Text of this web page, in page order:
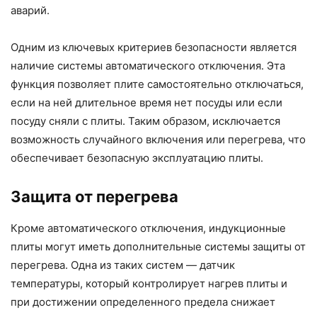
аварий.
Одним из ключевых критериев безопасности является
наличие системы автоматического отключения. Эта
функция позволяет плите самостоятельно отключаться,
если на ней длительное время нет посуды или если
посуду сняли с плиты. Таким образом, исключается
возможность случайного включения или перегрева, что
обеспечивает безопасную эксплуатацию плиты.
Защита от перегрева
Кроме автоматического отключения, индукционные
плиты могут иметь дополнительные системы защиты от
перегрева. Одна из таких систем — датчик
температуры, который контролирует нагрев плиты и
при достижении определенного предела снижает